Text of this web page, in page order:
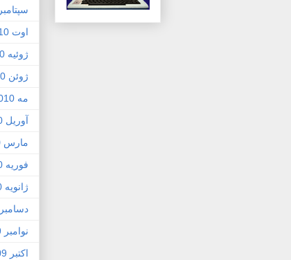
سپتامبر 2010
اوت 2010
ژوئیه 2010
ژوئن 2010
مه 2010
آوریل 2010
مارس 2010
فوریه 2010
ژانویه 2010
دسامبر 2009
نوامبر 2009
اکتبر 2009